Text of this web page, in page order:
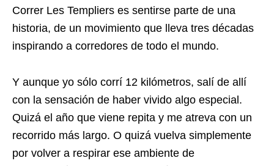
Correr Les Templiers es sentirse parte de una
historia, de un movimiento que lleva tres décadas
inspirando a corredores de todo el mundo.
Y aunque yo sólo corrí 12 kilómetros, salí de allí
con la sensación de haber vivido algo especial.
Quizá el año que viene repita y me atreva con un
recorrido más largo. O quizá vuelva simplemente
por volver a respirar ese ambiente de